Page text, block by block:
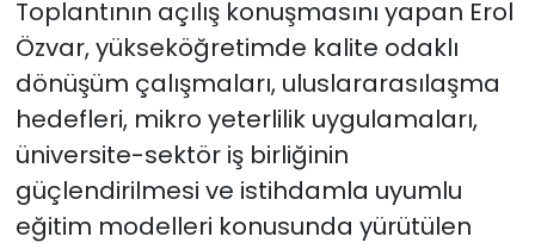
Toplantının açılış konuşmasını yapan Erol
Özvar, yükseköğretimde kalite odaklı
dönüşüm çalışmaları, uluslararasılaşma
hedefleri, mikro yeterlilik uygulamaları,
üniversite-sektör iş birliğinin
güçlendirilmesi ve istihdamla uyumlu
eğitim modelleri konusunda yürütülen